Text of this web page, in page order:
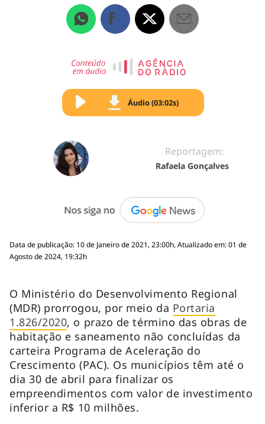
Áudio (03:02s)
Reportagem:
Rafaela Gonçalves
Data de publicação: 10 de Janeiro de 2021, 23:00h, Atualizado em: 01 de
Agosto de 2024, 19:32h
O Ministério do Desenvolvimento Regional
(MDR) prorrogou, por meio da Portaria
1.826/2020, o prazo de término das obras de
habitação e saneamento não concluídas da
carteira Programa de Aceleração do
Crescimento (PAC). Os municípios têm até o
dia 30 de abril para finalizar os
empreendimentos com valor de investimento
inferior a R$ 10 milhões.